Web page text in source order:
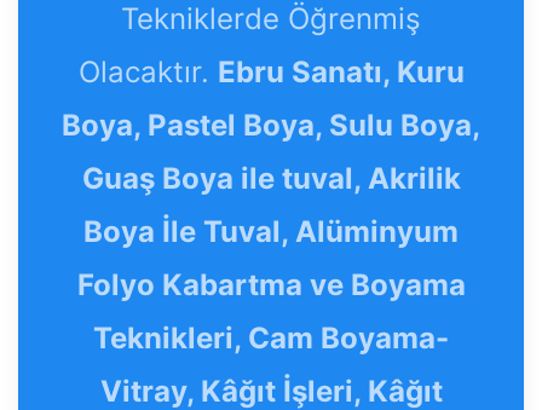
Tekniklerde Öğrenmiş
Olacaktır. Ebru Sanatı, Kuru
Boya, Pastel Boya, Sulu Boya,
Guaş Boya ile tuval, Akrilik
Boya İle Tuval, Alüminyum
Folyo Kabartma ve Boyama
Teknikleri, Cam Boyama-
Vitray, Kâğıt İşleri, Kâğıt